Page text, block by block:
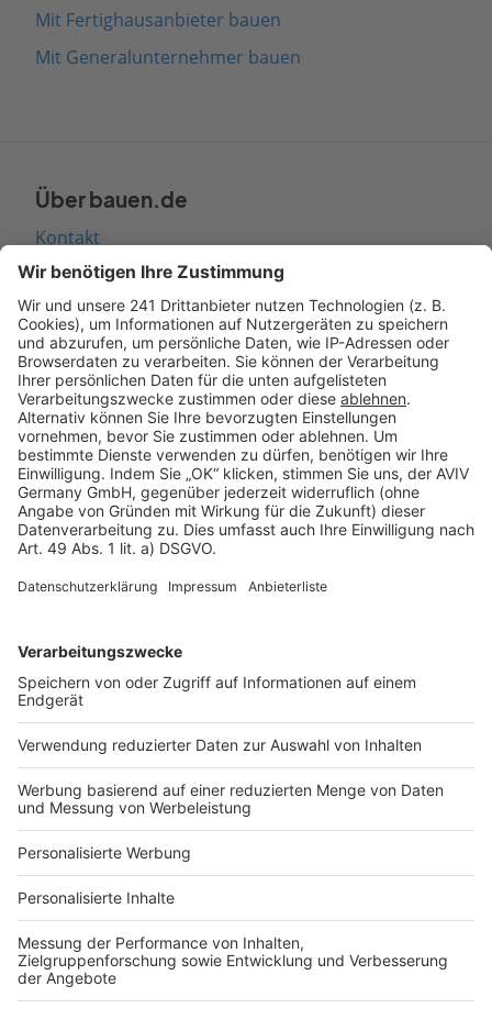
Mit Fertighausanbieter bauen
Mit Generalunternehmer bauen
Über bauen.de
Kontakt
Seitenaufbau
Barrierefreiheit
Cookie Einstellungen
Rechtliches
AGB-Übersicht
Datenschutz
Impressum
Services
Bauprojekt-Quiz
Häuser-Suche
Hausanbieter-Suche
Bauprojekt-Profil
Für Unternehmen
Ihre Baufirma auf bauen.de
Kostenloses Infogespräch